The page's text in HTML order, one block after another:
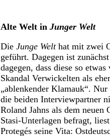
Alte Welt in Junger Welt
Die Junge Welthat mit zwei
geführt. Dagegen ist
dagegen, dass diese so
Skandal Verwickelten als
„ablenkender Klamauk“.
die beiden Interviewpartner
Roland Jahns als dem
Stasi-Unterlagen befragt,
Protegés seine Vita: